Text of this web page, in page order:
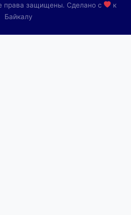
права защищены. Сделано с
к
Байкалу